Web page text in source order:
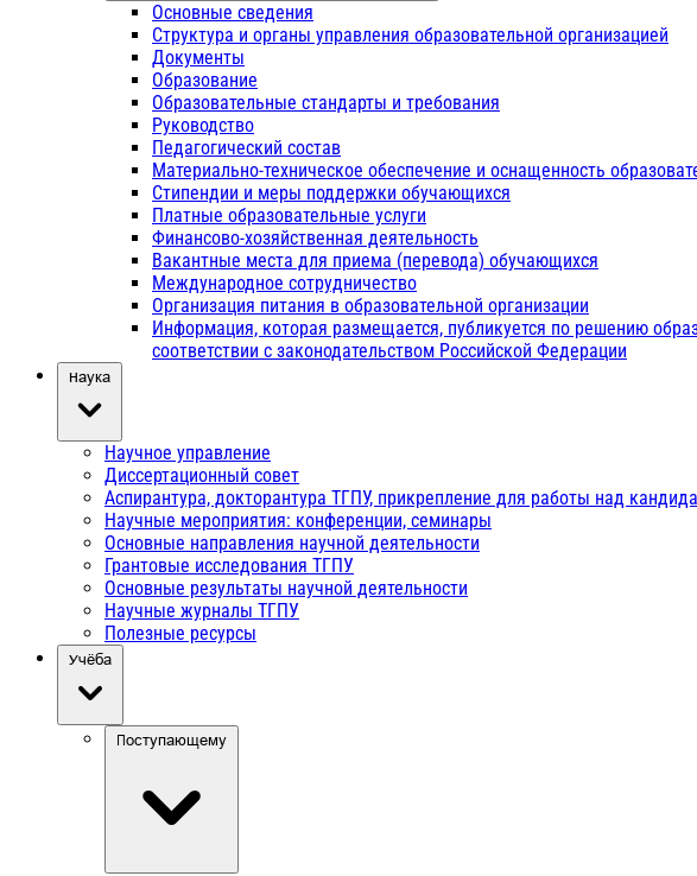
Основные сведения
Структура и органы управления образовательной организацией
Документы
Образование
Образовательные стандарты и требования
Руководство
Педагогический состав
Материально-техническое обеспечение и оснащенность
Стипендии и меры поддержки обучающихся
Платные образовательные услуги
Финансово-хозяйственная деятельность
Вакантные места для приема (перевода) обучающихся
Международное сотрудничество
Организация питания в образовательной организации
Информация, которая размещается, публикуется по решению
соответствии с законодательством Российской Федерации
Наука
Научное управление
Диссертационный совет
Аспирантура, докторантура ТГПУ, прикрепление для работы над
Научные мероприятия: конференции, семинары
Основные направления научной деятельности
Грантовые исследования ТГПУ
Основные результаты научной деятельности
Научные журналы ТГПУ
Полезные ресурсы
Учёба
Поступающему